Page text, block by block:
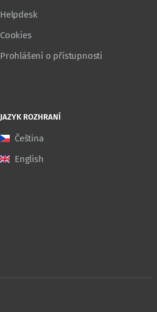
Helpdesk
Cookies
Prohlášení o přístupnosti
JAZYK ROZHRANÍ
Čeština
English